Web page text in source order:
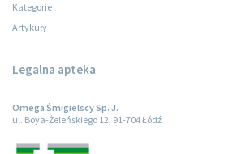
Kategorie
Artykuły
Legalna apteka
Omega Śmigielscy Sp. J.
ul. Boya-Żeleńskiego 12, 91-704 Łódź